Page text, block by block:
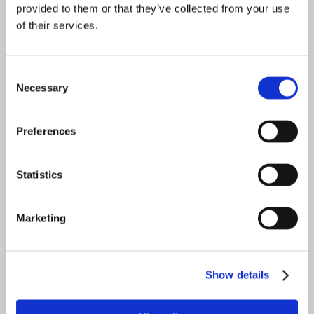
provided to them or that they’ve collected from your use
of their services.
Selection
Necessary
Preferences
Statistics
Marketing
Show details